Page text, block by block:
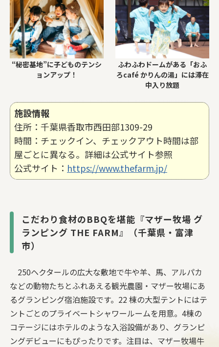
“秘密基地”に子どものテンシ
ョンアップ！
ふわふわドームがある「おふ
ろcafé かりんの湯」には滞在
中入り放題
施設情報
住所：千葉県香取市西田部1309-29
時間：チェックイン、チェックアウト時間は部
屋ごとに異なる。詳細は公式サイト参照
公式サイト： https://www.thefarm.jp/
こだわり食材のBBQを堪能『マザー牧場 グ
ランピング THE FARM』（千葉県・富津
市）
250ヘクタールの広大な敷地で牛や羊、馬、アルパカ
などの動物たちとふれあえる観光農園・マザー牧場にあ
るグランピング宿泊施設です。22 棟の大型テントにはテ
ントごとのプライベートシャワールームを用意。4棟の
コテージにはホテルのような入浴設備があり、グランピ
ングデビューにもぴったりです。注目は、マザー牧場牛